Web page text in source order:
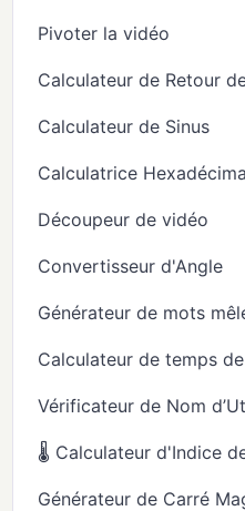
Pivoter la vidéo
Calculateur de Retour
Calculateur de Sinus
Calculatrice
Découpeur de vidéo
Convertisseur d'Angle
Générateur de mots
Calculateur de temps
Vérificateur de Nom
🌡️ Calculateur d'Indice
Générateur de Carré